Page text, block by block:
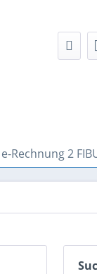
e-Rechnung 2